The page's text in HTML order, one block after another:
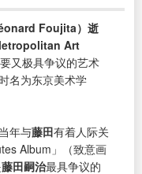
Foujita）逝
Art
又极具争议的艺术
时名为东京美术学
年与藤田有着人际关
Album」（致意画
藤田嗣治最具争议的